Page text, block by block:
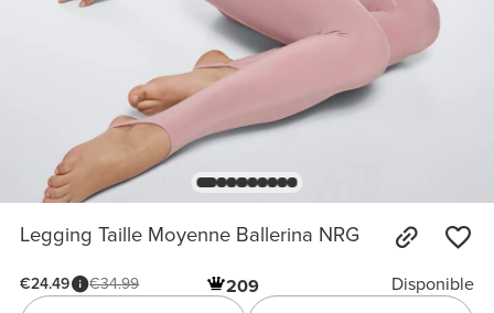
Legging Taille Moyenne Ballerina NRG
€24.49 €34.99 209
Disponible